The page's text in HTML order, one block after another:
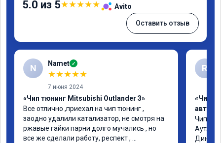
5.0 из 5★★★★★ Avito
Оставить отзыв
N Namet ✓
★★★★★
7 июня 2024
«Чип тюнинг Mitsubishi Outlander 3»
Все отлично ,приехал на чип тюнинг ,
заодно удалили катализатор, не смотря на
ржавые гайки парни долго мучались , но
все же сделали работу, респект ,
R
«Чип
Чип